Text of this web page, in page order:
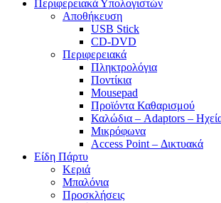
Περιφερειακά Υπολογιστών
Αποθήκευση
USB Stick
CD-DVD
Περιφερειακά
Πληκτρολόγια
Ποντίκια
Mousepad
Προϊόντα Καθαρισμού
Καλώδια – Adaptors –
Μικρόφωνα
Access Point – Δικτυακά
Είδη Πάρτυ
Κεριά
Μπαλόνια
Προσκλήσεις